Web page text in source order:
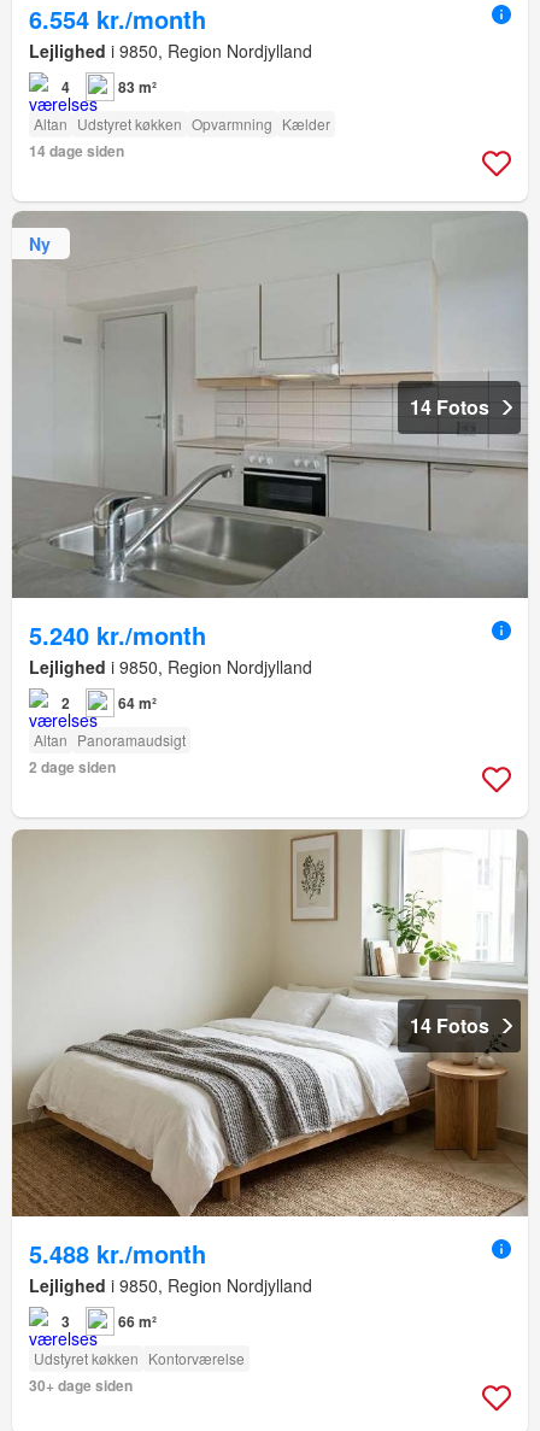
6.554 kr./month
Lejlighed i 9850, Region Nordjylland
4 83 m²
Altan Udstyret køkken Opvarmning Kælder
14 dage siden
Ny
14 Fotos
5.240 kr./month
Lejlighed i 9850, Region Nordjylland
2 64 m²
Altan Panoramaudsigt
2 dage siden
14 Fotos
5.488 kr./month
Lejlighed i 9850, Region Nordjylland
3 66 m²
Udstyret køkken Kontorværelse
30+ dage siden